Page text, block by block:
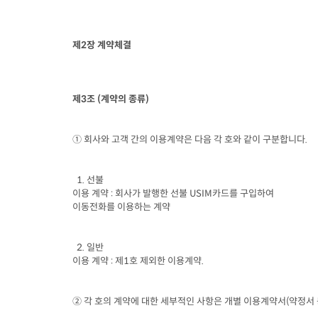
제 2장 계약체결
제 3조 (계약의 종류)
① 회사와 고객 간의 이용계약은 다음 각 호와 같이 구분합니다.
  1.
선불
이용 계약 : 회사가 발행한 선불 USIM카드를 구입하여
이동전화를 이용하는 계약
  2.
일반
이용 계약 : 제 1호 제외한 이용계약.
② 각 호의 계약에 대한 세부적인 사항은 개별 이용계약서(약정서